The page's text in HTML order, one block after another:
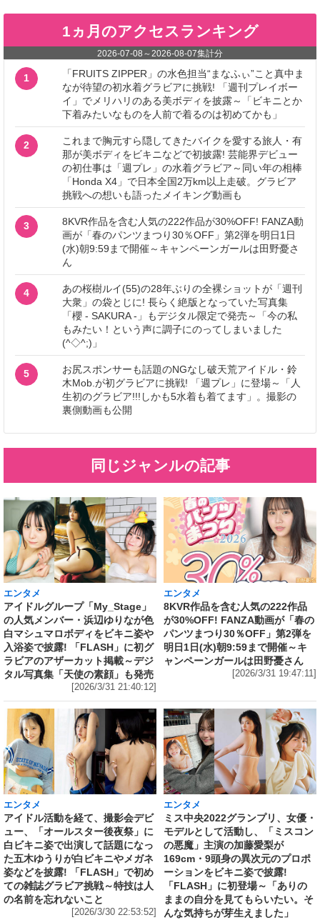
1ヵ月のアクセスランキング
2026-07-08 ～2026-08-07集計分
1
「FRUITS ZIPPER」の水色担当“まなふぃ”こと真中ま
なが待望の初水着グラビアに挑戦! 「週刊プレイボー
イ」でメリハリのある美ボディを披露～「ビキニとか
下着みたいなものを人前で着るのは初めてかも」
2
これまで胸元すら隠してきたバイクを愛する旅人・有
那が美ボディをビキニなどで初披露! 芸能界デビュー
の初仕事は「週プレ」の水着グラビア～同い年の相棒
「Honda X4」で日本全国2万km以上走破。グラビア
挑戦への想いも語ったメイキング動画も
3
8KVR作品を含む人気の222作品が30%OFF! FANZA動
画が「春のパンツまつり30％OFF」第2弾を明日1日
(水)朝9:59まで開催～キャンペーンガールは田野憂さ
ん
4
あの桜樹ルイ(55)の28年ぶりの全裸ショットが「週刊
大衆」の袋とじに! 長らく絶版となっていた写真集
「櫻 - SAKURA -」もデジタル限定で発売～「今の私
もみたい！という声に調子にのってしまいました
(^◇^;)」
5
お尻スポンサーも話題のNGなし破天荒アイドル・鈴
木Mob.が初グラビアに挑戦! 「週プレ」に登場～「人
生初のグラビア!!!しかも5水着も着てます」。撮影の
裏側動画も公開
同じジャンルの記事
エンタメ
アイドルグループ「My_Stage」
の人気メンバー・浜辺ゆりなが色
白マシュマロボディをビキニ姿や
入浴姿で披露! 「FLASH」に初グ
ラビアのアザーカット掲載～デジ
タル写真集「天使の素顔」も発売
[2026/3/31 21:40:12]
エンタメ
8KVR作品を含む人気の222作品
が30%OFF! FANZA動画が「春の
パンツまつり30％OFF」第2弾を
明日1日(水)朝9:59まで開催～キ
ャンペーンガールは田野憂さん
[2026/3/31 19:47:11]
エンタメ
アイドル活動を経て、撮影会デビ
ュー、「オールスター後夜祭」に
白ビキニ姿で出演して話題になっ
た五木ゆうりが白ビキニやメガネ
姿などを披露! 「FLASH」で初め
ての雑誌グラビア挑戦～特技は人
の名前を忘れないこと
[2026/3/30 22:53:52]
エンタメ
ミス中央2022グランプリ、女優・
モデルとして活動し、「ミスコン
の悪魔」主演の加藤愛梨が
169cm・9頭身の異次元のプロポ
ーションをビキニ姿で披露!
「FLASH」に初登場～「ありの
ままの自分を見てもらいたい。そ
んな気持ちが芽生えました」